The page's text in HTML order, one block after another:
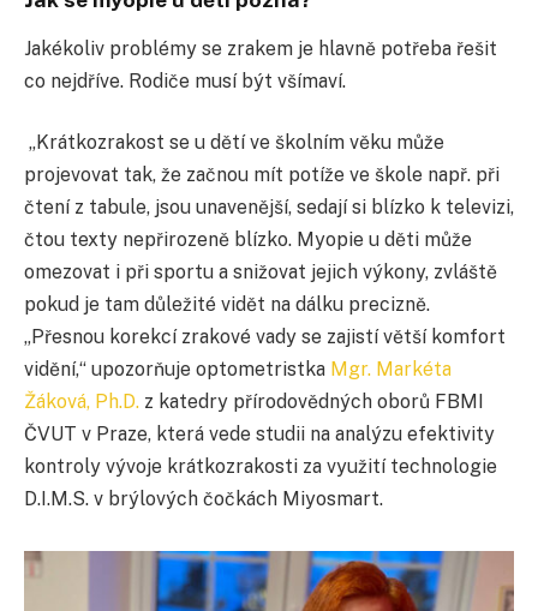
Jakékoliv problémy se zrakem je hlavně potřeba řešit
co nejdříve. Rodiče musí být všímaví.
„Krátkozrakost se u dětí ve školním věku může
projevovat tak, že začnou mít potíže ve škole např. při
čtení z tabule, jsou unavenější, sedají si blízko k televizi,
čtou texty nepřirozeně blízko. Myopie u děti může
omezovat i při sportu a snižovat jejich výkony, zvláště
pokud je tam důležité vidět na dálku precizně.
„Přesnou korekcí zrakové vady se zajistí větší komfort
vidění,“ upozorňuje optometristka Mgr. Markéta
Žáková, Ph.D. z katedry přírodovědných oborů FBMI
ČVUT v Praze, která vede studii na analýzu efektivity
kontroly vývoje krátkozrakosti za využití technologie
D.I.M.S. v brýlových čočkách Miyosmart.